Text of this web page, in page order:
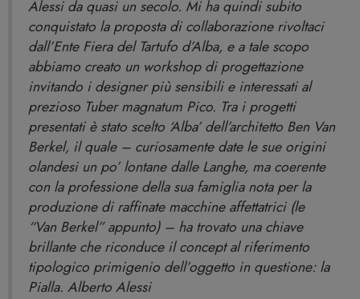
Alessi da quasi un secolo. Mi ha quindi subito
conquistato la proposta di collaborazione rivoltaci
dall’Ente Fiera del Tartufo d’Alba, e a tale scopo
abbiamo creato un workshop di progettazione
invitando i designer più sensibili e interessati al
prezioso Tuber magnatum Pico. Tra i progetti
presentati è stato scelto ‘Alba’ dell’architetto Ben Van
Berkel, il quale – curiosamente date le sue origini
olandesi un po’ lontane dalle Langhe, ma coerente
con la professione della sua famiglia nota per la
produzione di raffinate macchine affettatrici (le
“Van Berkel” appunto) – ha trovato una chiave
brillante che riconduce il concept al riferimento
tipologico primigenio dell’oggetto in questione: la
Pialla. Alberto Alessi